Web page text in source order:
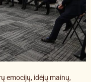
emocijų, idėjų mainų,